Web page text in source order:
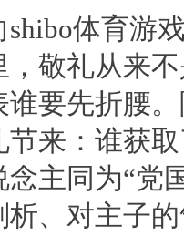
体育游
敬礼从来
要先折腰
来：谁获
主同为“党
、对主子